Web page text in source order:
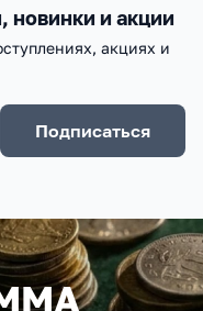
новинки и акции
акциях и
Подписаться